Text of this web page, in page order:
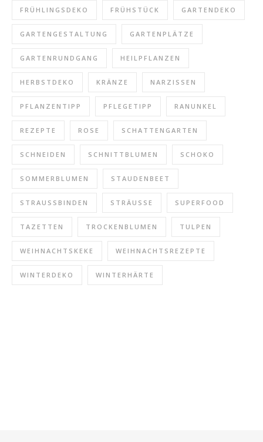
FRÜHLINGSDEKO FRÜHSTÜCK GARTENDEKO
GARTENGESTALTUNG GARTENPLÄTZE
GARTENRUNDGANG HEILPFLANZEN
HERBSTDEKO KRÄNZE NARZISSEN
PFLANZENTIPP PFLEGETIPP RANUNKEL
REZEPTE ROSE SCHATTENGARTEN
SCHNEIDEN SCHNITTBLUMEN SCHOKO
SOMMERBLUMEN STAUDENBEET
STRAUSSBINDEN STRÄUSSE SUPERFOOD
TAZETTEN TROCKENBLUMEN TULPEN
WEIHNACHTSKEKE WEIHNACHTSREZEPTE
WINTERDEKO WINTERHÄRTE